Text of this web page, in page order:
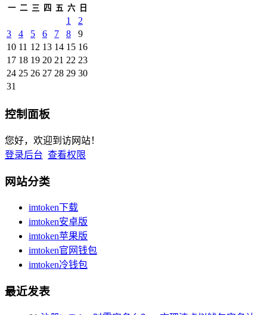
一 二 三 四 五 六 日
1
2
3
4 5 6 7 8
9
10 11 12 13 14 15 16
17 18 19 20 21 22 23
24 25 26 27 28 29 30
31
控制面板
您好，欢迎到访网站！
登录后台 查看权限
网站分类
imtoken下载
imtoken安卓版
imtoken苹果版
imtoken官网钱包
imtoken冷钱包
最近发表